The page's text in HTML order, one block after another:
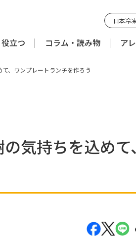
日本冷
立つ コラム・読み物 ア
、ワンプレートランチを作ろう
気持ちを込めて、